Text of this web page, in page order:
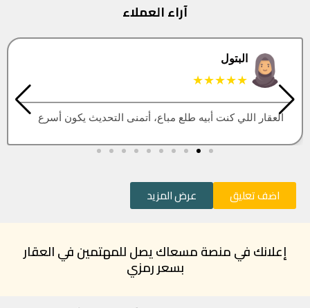
آراء العملاء
البتول
★★★★★
العقار اللي كنت أبيه طلع مباع، أتمنى التحديث يكون أسرع
اضف تعليق عرض المزيد
إعلانك في منصة مسعاك يصل للمهتمين في العقار
بسعر رمزي